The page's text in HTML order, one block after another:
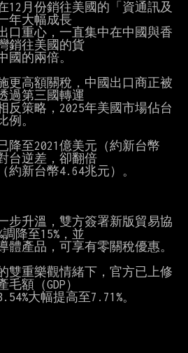
12月份銷往美國的「資通訊及
年大幅成長
口重心，一直集中在中國與香
銷往美國的貨
國的兩倍。
更高額關稅，中國出口商正被
過第三國轉運
反策略，2025年美國市場佔台
例。
降至2021億美元（約新台幣
台逆差，卻翻倍
約新台幣4.64兆元）。
步升溫，雙方簽署新版貿易協
降至15%，並
體產品，可享有零關稅優惠。
雙重樂觀情緒下，官方已上修
額（GDP）
大幅提高至7.71%。